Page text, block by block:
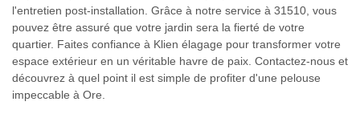
l'entretien post-installation. Grâce à notre service à 31510, vous
pouvez être assuré que votre jardin sera la fierté de votre
quartier. Faites confiance à Klien élagage pour transformer votre
espace extérieur en un véritable havre de paix. Contactez-nous et
découvrez à quel point il est simple de profiter d'une pelouse
impeccable à Ore.